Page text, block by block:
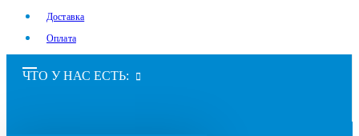
Доставка
Оплата
ЧТО У НАС ЕСТЬ: